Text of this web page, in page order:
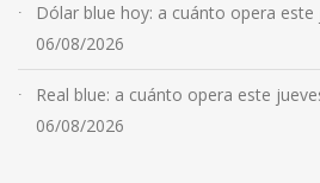
Dólar blue hoy: a cuánto opera
06/08/2026
Real blue: a cuánto opera este
06/08/2026